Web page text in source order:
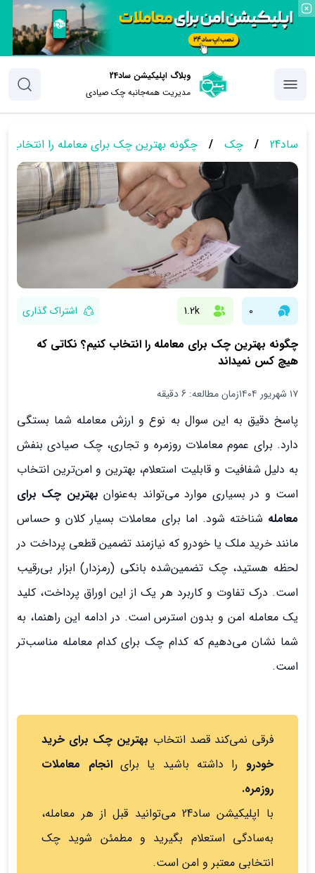
وبلاگ اپلیکیشن ساد24
مدیریت همه‌جانبه چک‌ صیادی
ساد24 / چک / چگونه بهترین چک برای معامله را انتخاب
0
1.2k اشتراک گذاری
چگونه بهترین چک برای معامله را انتخاب کنیم؟ نکاتی که
هیچ کس نمیداند
۱۷ شهریور ۱۴۰۴ زمان مطالعه: 6 دقیقه
پاسخ دقیق به این سوال به نوع و ارزش معامله شما بستگی
دارد. برای عموم معاملات روزمره و تجاری، چک صیادی بنفش
به دلیل شفافیت و قابلیت استعلام، بهترین و امن‌ترین انتخاب
است و در بسیاری موارد می‌تواند به‌عنوان بهترین چک برای
معامله شناخته شود. اما برای معاملات بسیار کلان و حساس
مانند خرید ملک یا خودرو که نیازمند تضمین قطعی پرداخت در
لحظه هستید، چک تضمین‌شده بانکی (رمزدار) ابزار بی‌رقیب
است. درک تفاوت و کاربرد هر یک از این اوراق پرداخت، کلید
یک معامله امن و بدون استرس است. در ادامه این راهنما، به
شما نشان می‌دهیم که کدام چک برای کدام معامله مناسب‌تر
است.
فرقی نمی‌کند قصد انتخاب بهترین چک برای خرید
خودرو را داشته باشید یا برای انجام معاملات
روزمره.
با اپلیکیشن ساد24 می‌توانید قبل از هر معامله،
به‌سادگی استعلام بگیرید و مطمئن شوید چک
انتخابی معتبر و امن است.